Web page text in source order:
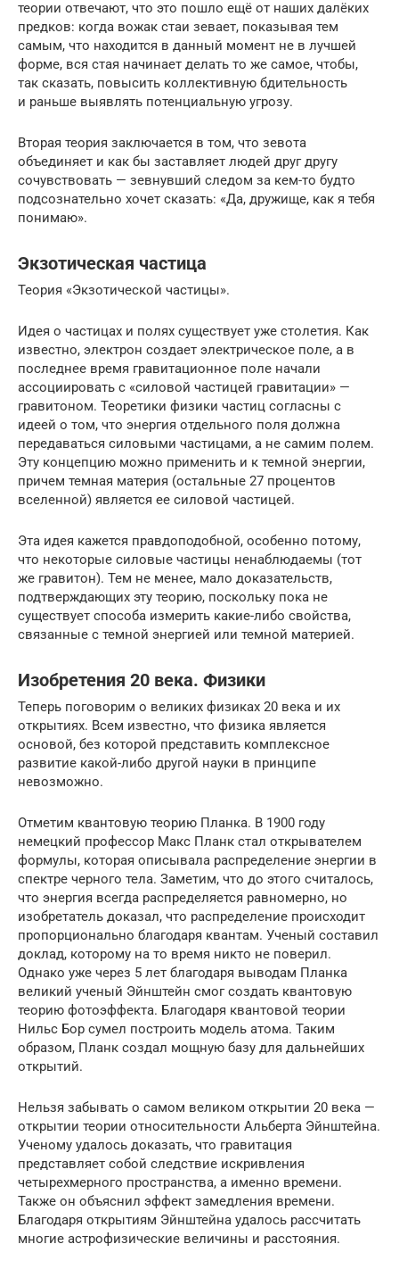
теории отвечают, что это пошло ещё от наших далёких
предков: когда вожак стаи зевает, показывая тем
самым, что находится в данный момент не в лучшей
форме, вся стая начинает делать то же самое, чтобы,
так сказать, повысить коллективную бдительность
и раньше выявлять потенциальную угрозу.
Вторая теория заключается в том, что зевота
объединяет и как бы заставляет людей друг другу
сочувствовать — зевнувший следом за кем-то будто
подсознательно хочет сказать: «Да, дружище, как я тебя
понимаю».
Экзотическая частица
Теория «Экзотической частицы».
Идея о частицах и полях существует уже столетия. Как
известно, электрон создает электрическое поле, а в
последнее время гравитационное поле начали
ассоциировать с «силовой частицей гравитации» —
гравитоном. Теоретики физики частиц согласны с
идеей о том, что энергия отдельного поля должна
передаваться силовыми частицами, а не самим полем.
Эту концепцию можно применить и к темной энергии,
причем темная материя (остальные 27 процентов
вселенной) является ее силовой частицей.
Эта идея кажется правдоподобной, особенно потому,
что некоторые силовые частицы ненаблюдаемы (тот
же гравитон). Тем не менее, мало доказательств,
подтверждающих эту теорию, поскольку пока не
существует способа измерить какие-либо свойства,
связанные с темной энергией или темной материей.
Изобретения 20 века. Физики
Теперь поговорим о великих физиках 20 века и их
открытиях. Всем известно, что физика является
основой, без которой представить комплексное
развитие какой-либо другой науки в принципе
невозможно.
Отметим квантовую теорию Планка. В 1900 году
немецкий профессор Макс Планк стал открывателем
формулы, которая описывала распределение энергии в
спектре черного тела. Заметим, что до этого считалось,
что энергия всегда распределяется равномерно, но
изобретатель доказал, что распределение происходит
пропорционально благодаря квантам. Ученый составил
доклад, которому на то время никто не поверил.
Однако уже через 5 лет благодаря выводам Планка
великий ученый Эйнштейн смог создать квантовую
теорию фотоэффекта. Благодаря квантовой теории
Нильс Бор сумел построить модель атома. Таким
образом, Планк создал мощную базу для дальнейших
открытий.
Нельзя забывать о самом великом открытии 20 века —
открытии теории относительности Альберта Эйнштейна.
Ученому удалось доказать, что гравитация
представляет собой следствие искривления
четырехмерного пространства, а именно времени.
Также он объяснил эффект замедления времени.
Благодаря открытиям Эйнштейна удалось рассчитать
многие астрофизические величины и расстояния.